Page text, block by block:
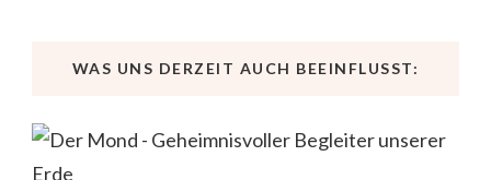
WAS UNS DERZEIT AUCH BEEINFLUSST: